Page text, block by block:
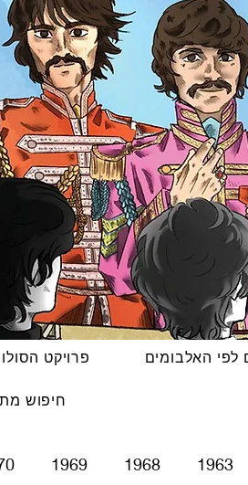
לפי האלבומים פרויקט
חיפוש
1963
1968
1969